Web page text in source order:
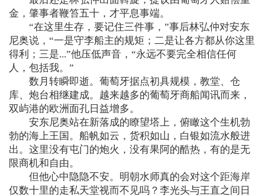
金，肇事者鞭笞五十，才平息事端。
“在这里生存，要记住三件事，”事后林弘仲对安东
尼奥说，“一是守李船主的规矩；二是让各方都从你这里
得利；三是...”他压低声音，“永远不要完全相信任何
人，包括我。”
数月转瞬即逝。葡萄牙据点初具规模，教堂、仓
库、炮台相继建成。越来越多的葡萄牙商船闻讯而来，
双屿港的欧洲面孔日益增多。
安东尼奥站在新落成的瞭望塔上，俯瞰这个生机勃
勃的海上王国。船帆如云，货积如山，白银如流水般进
出。这里没有屯门的炮火，没有果阿的酷热，有的是无
限商机和自由。
但他心中隐隐不安。明朝水师真的会对这个距海岸
仅数十里的走私天堂视而不见吗？李光头与王直之间日